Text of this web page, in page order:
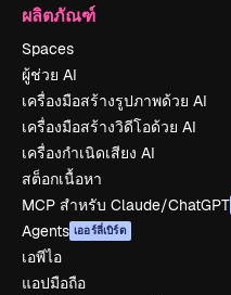
ผลิตภัณฑ์
Spaces
ผู้ช่วย AI
เครื่องมือสร้างรูปภาพด้วย AI
เครื่องมือสร้างวิดีโอด้วย AI
เครื่องกำเนิดเสียง AI
สต็อกเนื้อหา
MCP สำหรับ Claude/ChatGPT
Agents เออร์ลี่เบิร์ด
เอพีไอ
แอปมือถือ